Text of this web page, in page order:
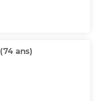
(74 ans)